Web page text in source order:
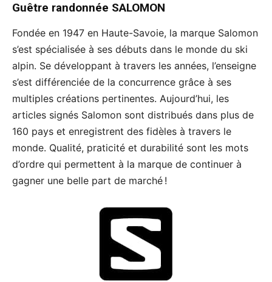
Guêtre randonnée SALOMON
Fondée en 1947 en Haute-Savoie, la marque Salomon
s’est spécialisée à ses débuts dans le monde du ski
alpin. Se développant à travers les années, l’enseigne
s’est différenciée de la concurrence grâce à ses
multiples créations pertinentes. Aujourd’hui, les
articles signés Salomon sont distribués dans plus de
160 pays et enregistrent des fidèles à travers le
monde. Qualité, praticité et durabilité sont les mots
d’ordre qui permettent à la marque de continuer à
gagner une belle part de marché !